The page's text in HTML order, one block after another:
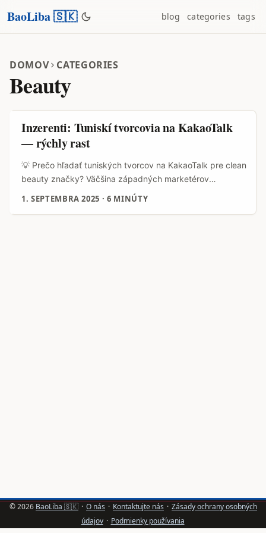
BaoLiba 🇸🇰 blog categories tags
DOMOV CATEGORIES
Beauty
Inzerenti: Tuniskí tvorcovia na KakaoTalk
— rýchly rast
💡 Prečo hľadať tuniských tvorcov na KakaoTalk pre clean
beauty značky? Väčšina západných marketérov
okamžite skočí na TikTok alebo Instagram — to poznáme.
1. SEPTEMBRA 2025 ·6 MINÚTY
© 2026 BaoLiba 🇸🇰 · O nás · Kontaktujte nás · Zásady ochrany osobných
údajov · Podmienky používania